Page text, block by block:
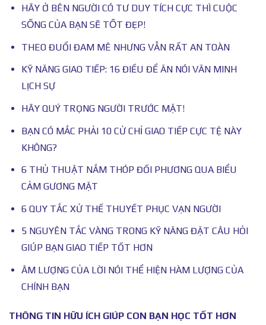
HÃY Ở BÊN NGƯỜI CÓ TƯ DUY TÍCH CỰC THÌ CUỘC
SỐNG CỦA BẠN SẼ TỐT ĐẸP!
THEO ĐUỔI ĐAM MÊ NHƯNG VẪN RẤT AN TOÀN
KỸ NĂNG GIAO TIẾP: 16 ĐIỀU ĐỂ ĂN NÓI VĂN MINH
LỊCH SỰ
HÃY QUÝ TRỌNG NGƯỜI TRƯỚC MẶT!
BẠN CÓ MẮC PHẢI 10 CỬ CHỈ GIAO TIẾP CỰC TỆ NÀY
KHÔNG?
6 THỦ THUẬT NẮM THÓP ĐỐI PHƯƠNG QUA BIỂU
CẢM GƯƠNG MẶT
6 QUY TẮC XỬ THẾ THUYẾT PHỤC VẠN NGƯỜI
5 NGUYÊN TẮC VÀNG TRONG KỸ NĂNG ĐẶT CÂU HỎI
GIÚP BẠN GIAO TIẾP TỐT HƠN
ÂM LƯỢNG CỦA LỜI NÓI THỂ HIỆN HÀM LƯỢNG CỦA
CHÍNH BẠN
THÔNG TIN HỮU ÍCH GIÚP CON BẠN HỌC TỐT HƠN